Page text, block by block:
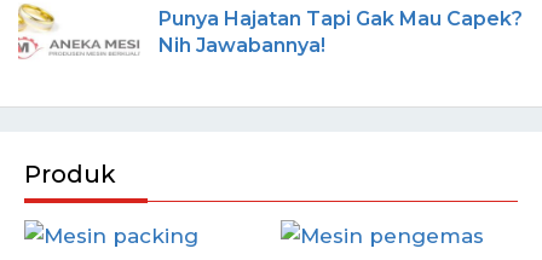
Punya Hajatan Tapi Gak Mau Capek?
Nih Jawabannya!
Produk